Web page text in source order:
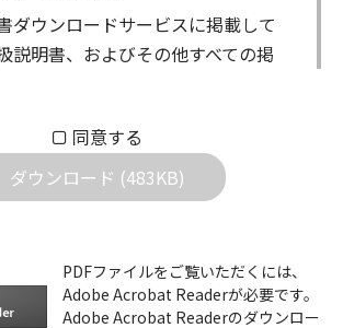
ダウンロードサービスに掲載して
説明書、およびその他すべての掲
ダウンロードした取扱説明書は、
の目的でご使用されることは可能
利者の許諾を得ることなく、以下
ロードした取扱説明書は、複製、賃
、公衆送信、または公衆送信可能
同意する
ダウンロード (483KB)
PDFファイルをご覧いただくには、
Adobe Acrobat Readerが必要です。
Adobe Acrobat Readerのダウンロー